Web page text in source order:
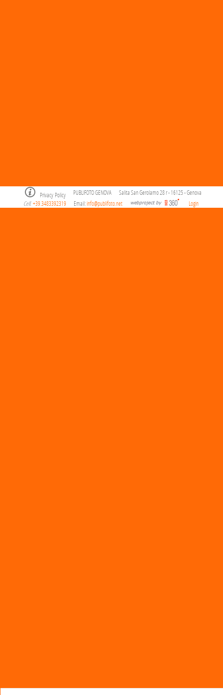
Privacy Policy PUBLIFOTO GENOVA
Salita San Gerolamo 28 r - 16125 - Genova
Cell. +39.3483392319 Email:info@publifoto.net Login